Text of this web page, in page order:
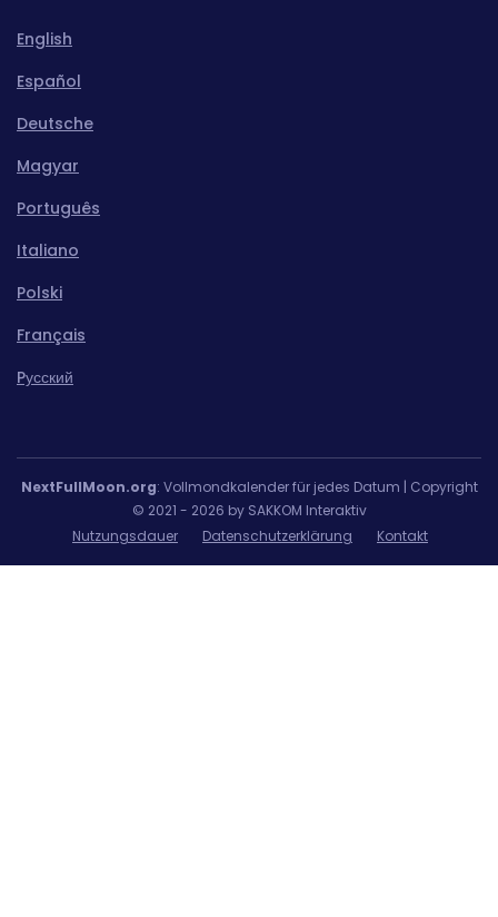
English
Español
Deutsche
Magyar
Português
Italiano
Polski
Français
Pусский
NextFullMoon.org: Vollmondkalender für jedes Datum | Copyright
© 2021 - 2026 by SAKKOM Interaktiv
Nutzungsdauer
Datenschutzerklärung Kontakt